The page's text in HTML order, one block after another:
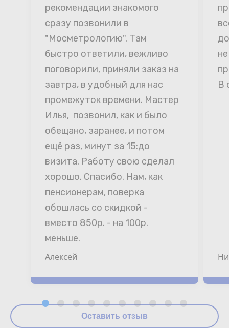
рекомендации знакомого
сразу позвонили в
"Мосметрологию". Там
быстро ответили, вежливо
поговорили, приняли заказ на
завтра, в удобный для нас
промежуток времени. Мастер
Илья,  позвонил, как и было
обещано, заранее, и потом
ещё раз, минут за 15:до
визита. Работу свою сделал
хорошо. Спасибо. Нам, как
пенсионерам, поверка
обошлась со скидкой -
вместо 850р. - на 100р.
меньше.
Алексей
В
Оставить отзыв